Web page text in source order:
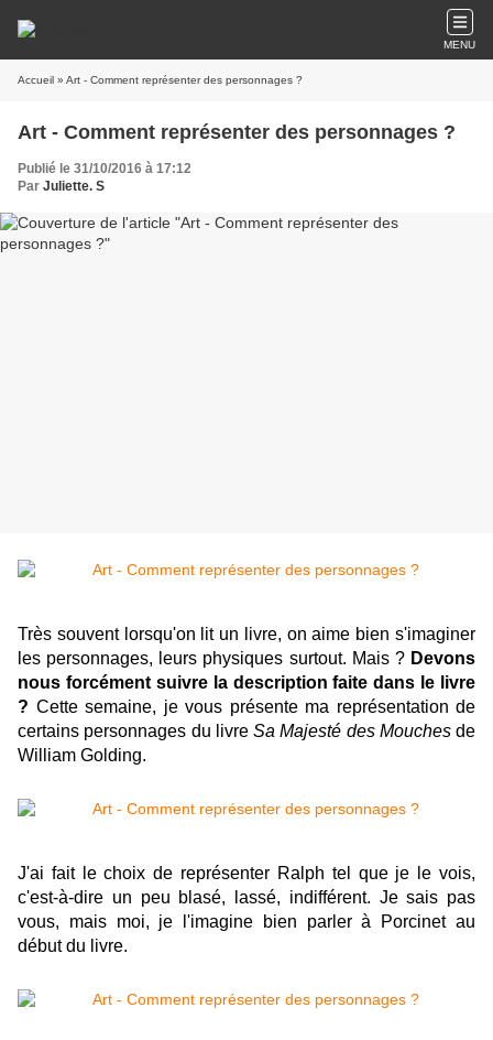
MENU
Accueil » Art - Comment représenter des personnages ?
Art - Comment représenter des personnages ?
Publié le 31/10/2016 à 17:12
Par Juliette. S
Très souvent lorsqu'on lit un livre, on aime bien s'imaginer
les personnages, leurs physiques surtout. Mais ? Devons
nous forcément suivre la description faite dans le livre
? Cette semaine, je vous présente ma représentation de
certains personnages du livre Sa Majesté des Mouchesde
William Golding.
J'ai fait le choix de représenter Ralph tel que je le vois,
c'est-à-dire un peu blasé, lassé, indifférent. Jesais pas
vous, mais moi, je l'imagine bien parler à
Porcinetau
début du livre.